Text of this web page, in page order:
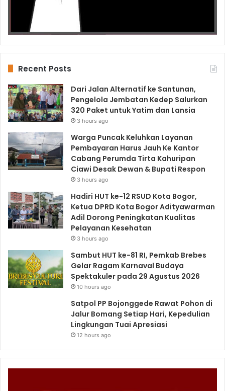
Recent Posts
Dari Jalan Alternatif ke Santunan,
Pengelola Jembatan Kedep Salurkan
320 Paket untuk Yatim dan Lansia
3 hours ago
Warga Puncak Keluhkan Layanan
Pembayaran Harus Jauh Ke Kantor
Cabang Perumda Tirta Kahuripan
Ciawi Desak Dewan & Bupati Respon
3 hours ago
Hadiri HUT ke-12 RSUD Kota Bogor,
Ketua DPRD Kota Bogor Adityawarman
Adil Dorong Peningkatan Kualitas
Pelayanan Kesehatan
3 hours ago
Sambut HUT ke-81 RI, Pemkab Brebes
Gelar Ragam Karnaval Budaya
Spektakuler pada 29 Agustus 2026
10 hours ago
Satpol PP Bojonggede Rawat Pohon di
Jalur Bomang Setiap Hari, Kepedulian
Lingkungan Tuai Apresiasi
12 hours ago